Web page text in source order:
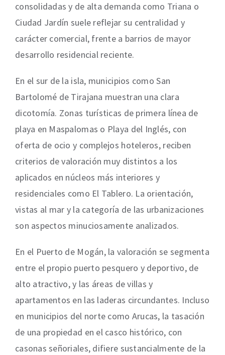
consolidadas y de alta demanda como Triana o
Ciudad Jardín suele reflejar su centralidad y
carácter comercial, frente a barrios de mayor
desarrollo residencial reciente.
En el sur de la isla, municipios como San
Bartolomé de Tirajana muestran una clara
dicotomía. Zonas turísticas de primera línea de
playa en Maspalomas o Playa del Inglés, con
oferta de ocio y complejos hoteleros, reciben
criterios de valoración muy distintos a los
aplicados en núcleos más interiores y
residenciales como El Tablero. La orientación,
vistas al mar y la categoría de las urbanizaciones
son aspectos minuciosamente analizados.
En el Puerto de Mogán, la valoración se segmenta
entre el propio puerto pesquero y deportivo, de
alto atractivo, y las áreas de villas y
apartamentos en las laderas circundantes. Incluso
en municipios del norte como Arucas, la tasación
de una propiedad en el casco histórico, con
casonas señoriales, difiere sustancialmente de la